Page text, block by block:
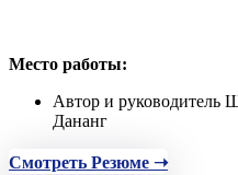
Место работы:
Автор и руководитель
Дананг
Смотреть Резюме ➝